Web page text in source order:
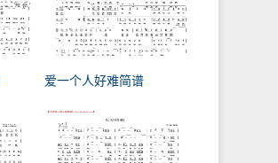
爱一个人好难简谱